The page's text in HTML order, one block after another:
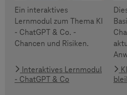
Ein interaktives
Lernmodul zum Thema KI
- ChatGPT & Co. -
Chancen und Risiken.
Interaktives Lernmodul
- ChatGPT & Co